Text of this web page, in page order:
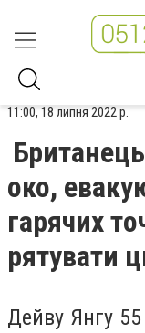
11:00, 18 липня 2022 р.
око,
гарячих
рятувати
Дейву Янгу